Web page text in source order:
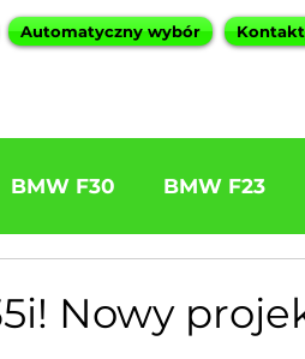
Automatyczny wybór
BMW F30 BMW F23
Nowy